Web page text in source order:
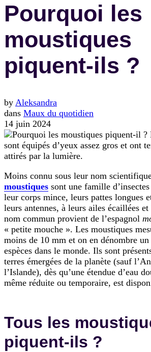
Pourquoi les
moustiques
piquent-ils ?
by Aleksandra
dans Maux du quotidien
14 juin 2024
Moins connu sous leur nom
moustiques sont une famille
leur corps mince, leurs pattes longues
leurs antennes, à leurs ailes écaillées
nom commun provient de l’espagnol
« petite mouche ». Les moustiques
moins de 10 mm et on en dénombre
espèces dans le monde. Ils sont
terres émergées de la planète (sauf
l’Islande), dès qu’une étendue d’eau
même réduite ou temporaire, est
Tous les
piquent-ils ?